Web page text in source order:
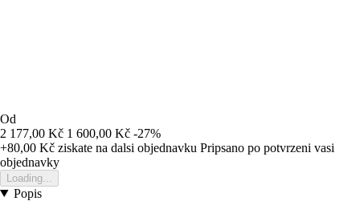
Od
2 177,00 Kč 1 600,00 Kč -27%
+80,00 Kč ziskate na dalsi objednavku Pripsano po potvrzeni vasi
objednavky
Loading...
Popis